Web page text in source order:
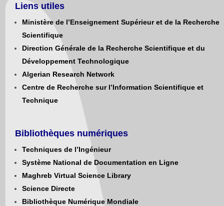
Liens utiles
Ministère de l’Enseignement Supérieur et de la Recherche
Scientifique
Direction Générale de la Recherche Scientifique et du
Développement Technologique
Algerian Research Network
Centre de Recherche sur l’Information Scientifique et
Technique
Bibliothèques numériques
Techniques de l’Ingénieur
Système National de Documentation en Ligne
Maghreb Virtual Science Library
Science Directe
Bibliothèque Numérique Mondiale